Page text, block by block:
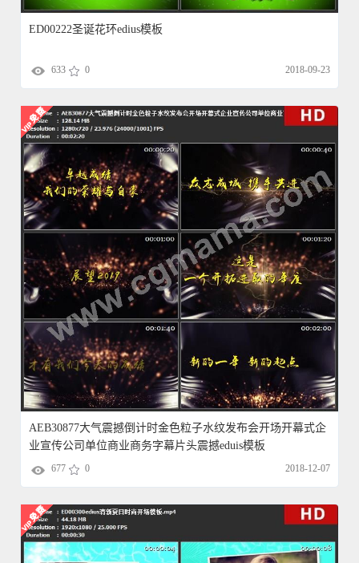
ED00222圣诞花环edius模板
633 0 2018-09-23
AEB30877大气震撼倒计时金色粒子水纹发布会开场开幕式企
业宣传公司单位商业商务字幕片头震撼eduis模板
677 0 2018-12-07